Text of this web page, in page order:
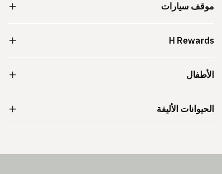
موقف سيارات
H Rewards
الأطفال
الحيوانات الأليفة